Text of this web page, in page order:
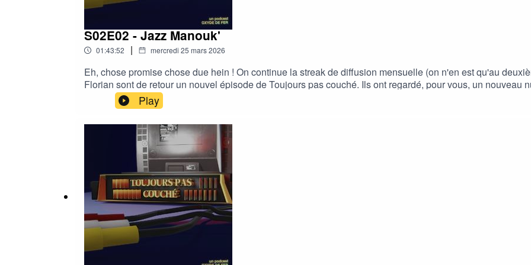
S02E02 - Jazz Manouk'
01:43:52 | mercredi 25 mars 2026
Eh, chose promise chose due hein ! On continue la streak de diffusion mensuelle (on n'en est qu'au
Florian sont de retour un nouvel épisode de Toujours pas couché. Ils ont regardé, pour vous, un nouveau
le 20 septembre 2008 sur France 2. Les invités sont Daniel Cohn-Bendit, Kad Mérad, Gérard Jugnot, Nora
Manoukian et Karim Achoui.Si vous voulez vivre l'expérience totale, vous pouvez visionner l'émission
épisode en suivant ce lien : PLAYLIST TPC - S02E02Episode enregistré en septembre 2025.Toujours pas
Florian : J'aurais voulu nommer cet épisode "Ça devient dur d'être ni de droite ni de gauche, surtout
émission à vous la teammmmmm !!!
Play